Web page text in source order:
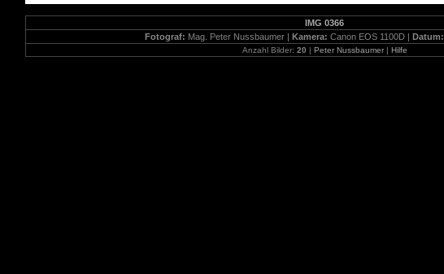
IMG 0366
Fotograf: Mag. Peter Nussbaumer | Kamera: Canon EOS 1100D | Datum:
Anzahl Bilder: 20 | Peter Nussbaumer| Hilfe